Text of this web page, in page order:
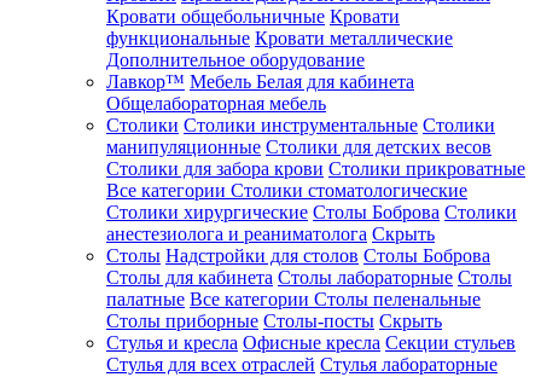
Кровати общебольничные Кровати
функциональные Кровати металлические
Дополнительное оборудование
Лавкор™ Мебель Белая для кабинета
Общелабораторная мебель
Столики Столики инструментальные Столики
манипуляционные Столики для детских весов
Столики для забора крови Столики прикроватные
Все категории Столики стоматологические
Столики хирургические Столы Боброва Столики
анестезиолога и реаниматолога Скрыть
Столы Надстройки для столов Столы Боброва
Столы для кабинета Столы лабораторные Столы
палатные Все категории Столы пеленальные
Столы приборные Столы-посты Скрыть
Стулья и кресла Офисные кресла Секции стульев
Стулья для всех отраслей Стулья лабораторные